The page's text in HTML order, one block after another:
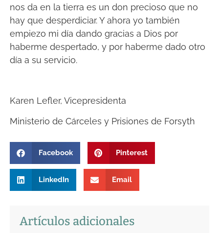
nos da en la tierra es un don precioso que no
hay que desperdiciar. Y ahora yo también
empiezo mi día dando gracias a Dios por
haberme despertado, y por haberme dado otro
día a su servicio.
Karen Lefler, Vicepresidenta
Ministerio de Cárceles y Prisiones de Forsyth
Facebook Pinterest
LinkedIn Email
Artículos adicionales